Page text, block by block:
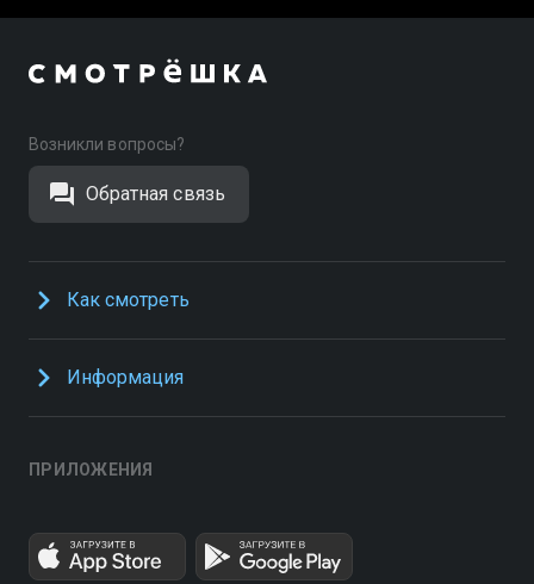
Возникли вопросы?
Обратная связь
Как смотреть
Информация
ПРИЛОЖЕНИЯ